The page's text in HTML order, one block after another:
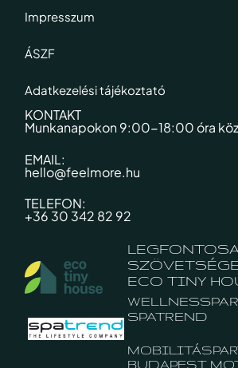
Impresszum
ÁSZF
Adatkezelési tájékoztató
KONTAKT
Munkanapokon 9:00-18:00 óra
EMAIL:
hello@feelmore.hu
TELEFON:
+36 30 342 82 92
ECO TINY
SPATREND
BUDAPEST